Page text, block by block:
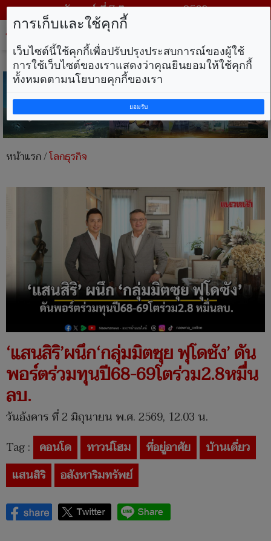
วันศุกร์ ที่ 7 สิงหาคม พ.ศ. 2569
หน้าแรก/โลกธุรกิจ
‘แสนสิริ’ผนึก‘กลุ่มมิตซุย ฟุโดซัง’ ดัน
พอร์ตร่วมทุนปี68-69โตร่วม2.8หมื่น
ลบ.
วันอังคาร ที่ 2 มิถุนายน พ.ศ. 2569, 12.03 น.
Tag : คอนโด ทาวน์โฮม ที่อยู่อาศัย
บ้านเดี่ยว
แสนสิริ
อสังหาริมทรัพย์
การเก็บและใช้คุกกี้
เว็บไซต์นี้ใช้คุกกี้เพื่อปรับปรุงประสบการณ์ของผู้ใช้
การใช้เว็บไซต์ของเราแสดงว่าคุณยินยอมให้ใช้คุกกี้
ทั้งหมดตามนโยบายคุกกี้ของเรา
ยอมรับ